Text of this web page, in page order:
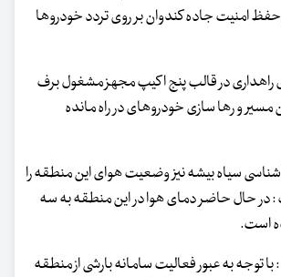
امنیت جاده کندوان بر روی تردد خودروها
در قالب پنج اکیپ مجهز مشغول برف
مسیر و رها سازی خودروهای در راه مانده
سیاه بیشه نیز وضعیت هوای این منطقه را
: در حال حاضر دمای هوا در این منطقه به سه
است.
توجه به عبور فعالیت سامانه بارشی از منطقه